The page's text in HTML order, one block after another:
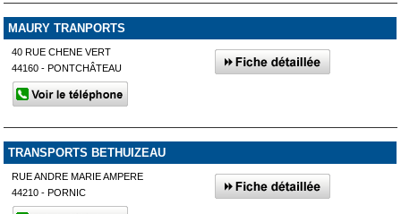
MAURY TRANPORTS
40 RUE CHENE VERT
44160 - PONTCHÂTEAU
TRANSPORTS BETHUIZEAU
RUE ANDRE MARIE AMPERE
44210 - PORNIC